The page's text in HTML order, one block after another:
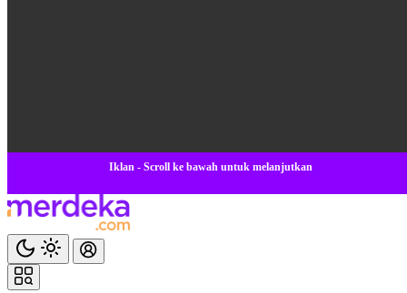
Iklan - Scroll ke bawah untuk melanjutkan